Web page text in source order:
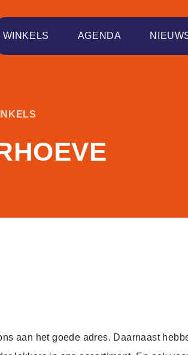
WINKELS AGENDA
aan het goede adres. Daarnaast